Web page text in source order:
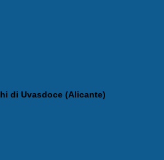
di Uvasdoce (Alicante)